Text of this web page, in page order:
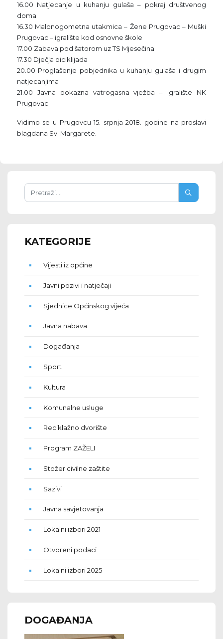
16.00 Natjecanje u kuhanju gulaša – pokraj društvenog
doma
16.30 Malonogometna utakmica – Žene Prugovac – Muški
Prugovac – igralište kod osnovne škole
17.00 Zabava pod šatorom uz TS Mjesečina
17.30 Dječja biciklijada
20.00 Proglašenje pobjednika u kuhanju gulaša i drugim
natjecanjima
21.00 Javna pokazna vatrogasna vježba – igralište NK
Prugovac
Vidimo se u Prugovcu 15. srpnja 2018. godine na proslavi
blagdana Sv. Margarete.
KATEGORIJE
Vijesti iz općine
Javni pozivi i natječaji
Sjednice Općinskog vijeća
Javna nabava
Događanja
Sport
Kultura
Komunalne usluge
Reciklažno dvorište
Program ZAŽELI
Stožer civilne zaštite
Sazivi
Javna savjetovanja
Lokalni izbori 2021
Otvoreni podaci
Lokalni izbori 2025
DOGAĐANJA